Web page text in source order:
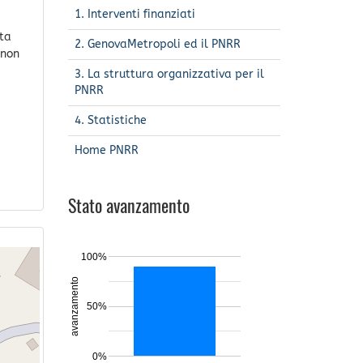
1. Interventi finanziati
2. GenovaMetropoli ed il PNRR
3. La struttura organizzativa per il
PNRR
4. Statistiche
Home PNRR
Stato avanzamento
0%
50%
100%
avanzamento